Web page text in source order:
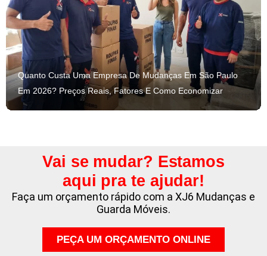
Quanto Custa Uma Empresa De Mudanças Em São Paulo
Em 2026? Preços Reais, Fatores E Como Economizar
Vai se mudar? Estamos
aqui pra te ajudar!
Faça um orçamento rápido com a XJ6 Mudanças e
Guarda Móveis.
PEÇA UM ORÇAMENTO ONLINE